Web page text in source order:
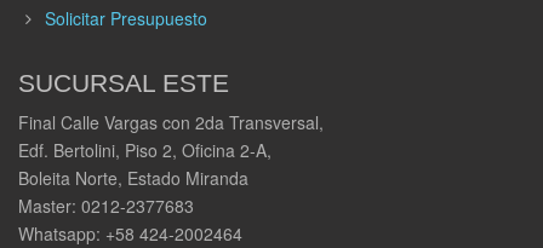
Solicitar Presupuesto
SUCURSAL ESTE
Final Calle Vargas con 2da Transversal,
Edf. Bertolini, Piso 2, Oficina 2-A,
Boleita Norte, Estado Miranda
Master: 0212-2377683
Whatsapp: +58 424-2002464